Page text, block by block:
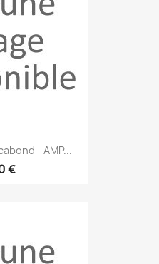
- AMP...
€